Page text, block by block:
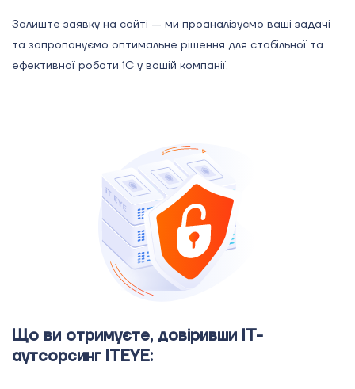
Залиште заявку на сайті — ми проаналізуємо ваші задачі
та запропонуємо оптимальне рішення для стабільної та
ефективної роботи 1С у вашій компанії.
Що ви отримуєте, довіривши IT-
аутсорсинг ITEYE: